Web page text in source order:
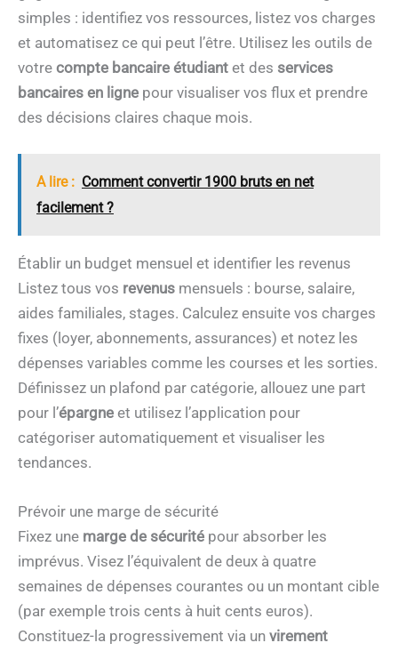
simples : identifiez vos ressources, listez vos charges
et automatisez ce qui peut l’être. Utilisez les outils de
votre compte bancaire étudiant et des services
bancaires en ligne pour visualiser vos flux et prendre
des décisions claires chaque mois.
A lire : Comment convertir 1900 bruts en net
facilement ?
Établir un budget mensuel et identifier les revenus
Listez tous vos revenus mensuels : bourse, salaire,
aides familiales, stages. Calculez ensuite vos charges
fixes (loyer, abonnements, assurances) et notez les
dépenses variables comme les courses et les sorties.
Définissez un plafond par catégorie, allouez une part
pour l’épargne et utilisez l’application pour
catégoriser automatiquement et visualiser les
tendances.
Prévoir une marge de sécurité
Fixez une marge de sécurité pour absorber les
imprévus. Visez l’équivalent de deux à quatre
semaines de dépenses courantes ou un montant cible
(par exemple trois cents à huit cents euros).
Constituez-la progressivement via un virement